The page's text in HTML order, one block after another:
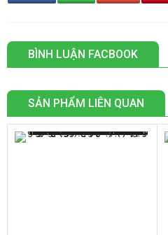
BÌNH LUẬN FACBOOK
SẢN PHẨM LIÊN QUAN